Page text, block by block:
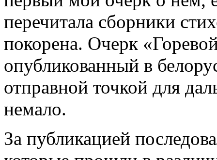
перечитала сборники
покорена. Очерк
опубликованный в
отправной точкой для
немало.
За публикацией